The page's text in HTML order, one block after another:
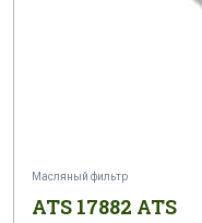
Масляный фильтр
ATS 17882 ATS